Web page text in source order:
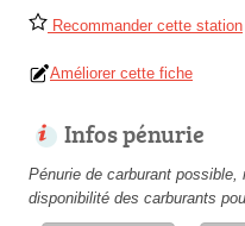
Recommander cette station
Améliorer cette fiche
Infos pénurie
Pénurie de carburant
disponibilité des carburants